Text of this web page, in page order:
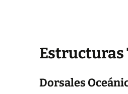
Estructuras
Dorsales